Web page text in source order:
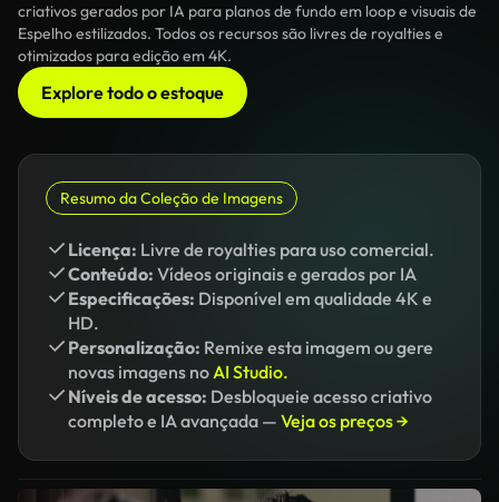
criativos gerados por IA para planos de fundo em loop e visuais de
Espelho estilizados. Todos os recursos são livres de royalties e
otimizados para edição em 4K.
Explore todo o estoque
Resumo da Coleção de Imagens
Licença: Livre de royalties para uso comercial.
Conteúdo: Vídeos originais e gerados por IA
Especificações: Disponível em qualidade 4K e
HD.
Personalização: Remixe esta imagem ou gere
novas imagens noAI Studio.
Níveis de acesso: Desbloqueie acesso criativo
completo e IA avançada — Veja os preços →